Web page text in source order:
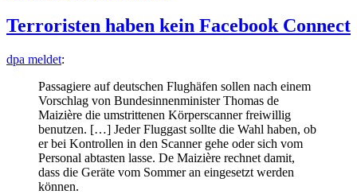
Terroristen haben kein Facebook Connect
dpa meldet:
Passagiere auf deutschen Flughäfen sollen nach einem
Vorschlag von Bundesinnenminister Thomas de
Maizière die umstrittenen Körperscanner freiwillig
benutzen. […] Jeder Fluggast sollte die Wahl haben, ob
er bei Kontrollen in den Scanner gehe oder sich vom
Personal abtasten lasse. De Maizière rechnet damit,
dass die Geräte vom Sommer an eingesetzt werden
können.